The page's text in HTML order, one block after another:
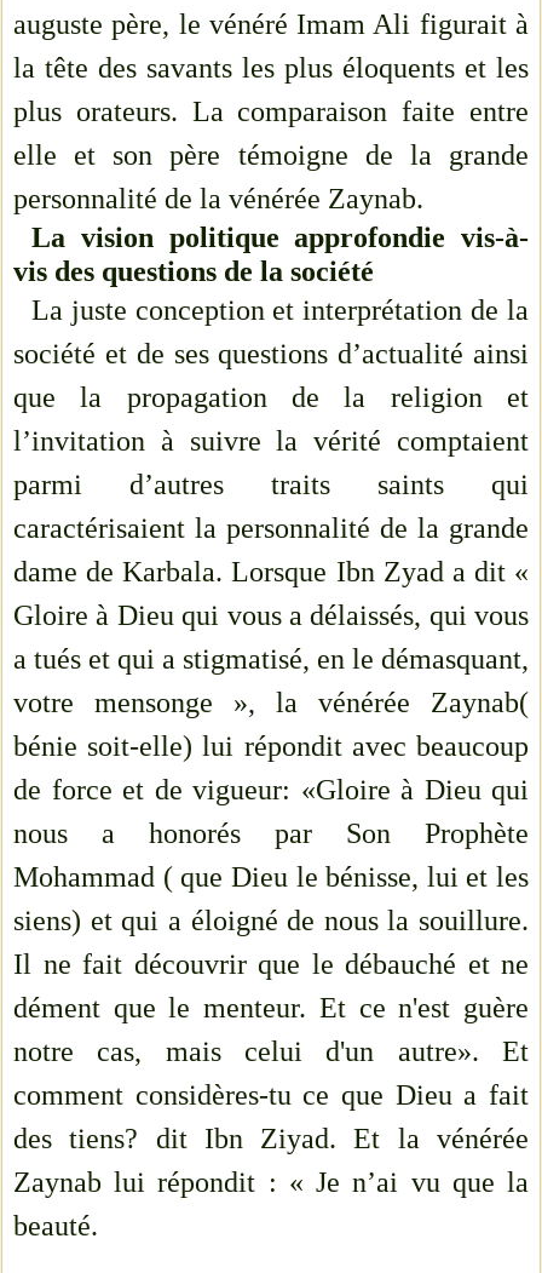
auguste père, le vénéré Imam Ali figurait à
la tête des savants les plus éloquents et les
plus orateurs. La comparaison faite entre
elle et son père témoigne de la grande
personnalité de la vénérée Zaynab.
La vision politique approfondie vis-à-
vis des questions de la société
La juste conception et interprétation de la
société et de ses questions d’actualité ainsi
que la propagation de la religion et
l’invitation à suivre la vérité comptaient
parmi d’autres traits saints qui
caractérisaient la personnalité de la grande
dame de Karbala. Lorsque Ibn Zyad a dit «
Gloire à Dieu qui vous a délaissés, qui vous
a tués et qui a stigmatisé, en le démasquant,
votre mensonge », la vénérée Zaynab(
bénie soit-elle) lui répondit avec beaucoup
de force et de vigueur: «Gloire à Dieu qui
nous a honorés par Son Prophète
Mohammad ( que Dieu le bénisse, lui et les
siens) et qui a éloigné de nous la souillure.
Il ne fait découvrir que le débauché et ne
dément que le menteur. Et ce n'est guère
notre cas, mais celui d'un autre». Et
comment considères-tu ce que Dieu a fait
des tiens? dit Ibn Ziyad. Et la vénérée
Zaynab lui répondit : « Je n’ai vu que la
beauté.